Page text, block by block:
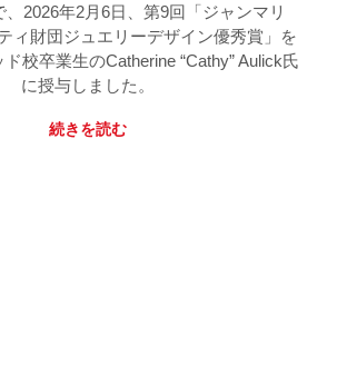
、2026年2月6日、第9回「ジャンマリ
ィ財団ジュエリーデザイン優秀賞」を
校卒業生のCatherine “Cathy” Aulick氏
に授与しました。
続きを読む